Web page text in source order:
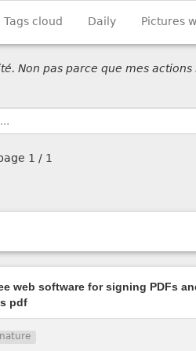
Tags cloud Daily Pictures
Non pas parce que mes
1 / 1
web software for signing PDFs
pdf